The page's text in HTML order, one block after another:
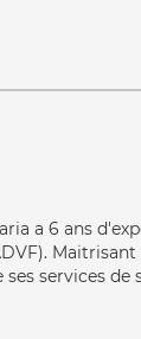
a 6 ans
services de